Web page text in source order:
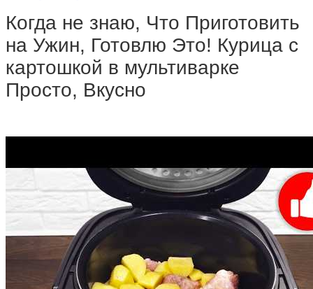
Когда не знаю, Что Приготовить
на Ужин, Готовлю Это! Курица с
картошкой в мультиварке
Просто, Вкусно